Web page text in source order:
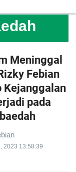
Meninggal
Febian
Kejanggalan
pada
2023 13:58:39